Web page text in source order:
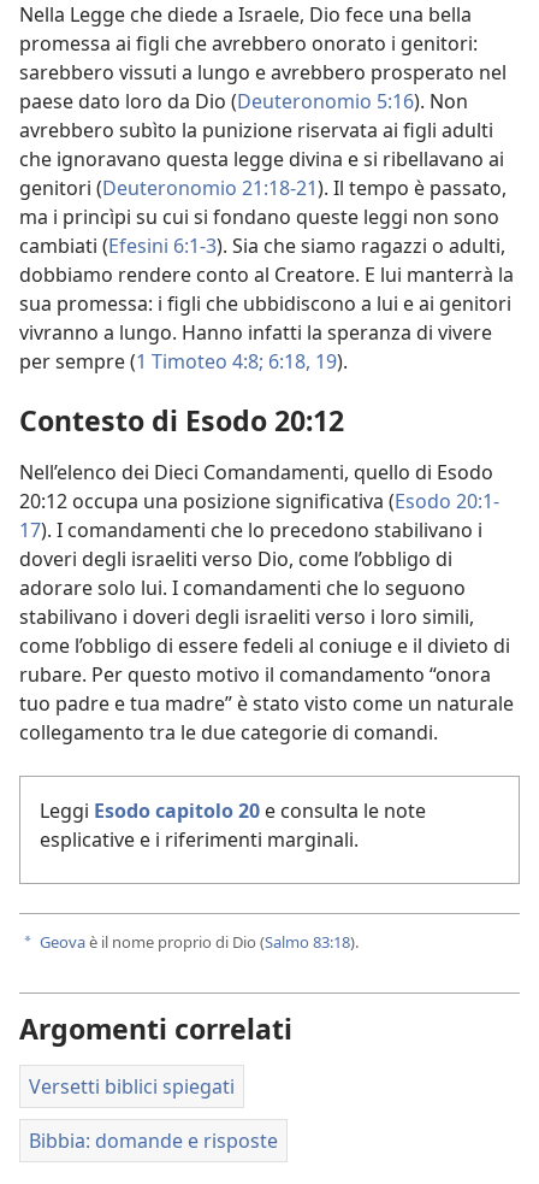
Nella Legge che diede a Israele, Dio fece una bella
promessa ai figli che avrebbero onorato i genitori:
sarebbero vissuti a lungo e avrebbero prosperato nel
paese dato loro da Dio (Deuteronomio 5:16). Non
avrebbero subìto la punizione riservata ai figli adulti
che ignoravano questa legge divina e si ribellavano ai
genitori (Deuteronomio 21:18-21). Il tempo è passato,
ma i princìpi su cui si fondano queste leggi non sono
cambiati (Efesini 6:1-3). Sia che siamo ragazzi o adulti,
dobbiamo rendere conto al Creatore. E lui manterrà la
sua promessa: i figli che ubbidiscono a lui e ai genitori
vivranno a lungo. Hanno infatti la speranza di vivere
per sempre (1 Timoteo 4:8; 6:18, 19).
Contesto di Esodo 20:12
Nell’elenco dei Dieci Comandamenti, quello di Esodo
20:12 occupa una posizione significativa (Esodo 20:1-
17). I comandamenti che lo precedono stabilivano i
doveri degli israeliti verso Dio, come l’obbligo di
adorare solo lui. I comandamenti che lo seguono
stabilivano i doveri degli israeliti verso i loro simili,
come l’obbligo di essere fedeli al coniuge e il divieto di
rubare. Per questo motivo il comandamento “onora
tuo padre e tua madre” è stato visto come un naturale
collegamento tra le due categorie di comandi.
Leggi Esodo capitolo 20 e consulta le note
esplicative e i riferimenti marginali.
a Geovaè il nome proprio di Dio (Salmo 83:18).
Argomenti correlati
Versetti biblici spiegati
Bibbia: domande e risposte